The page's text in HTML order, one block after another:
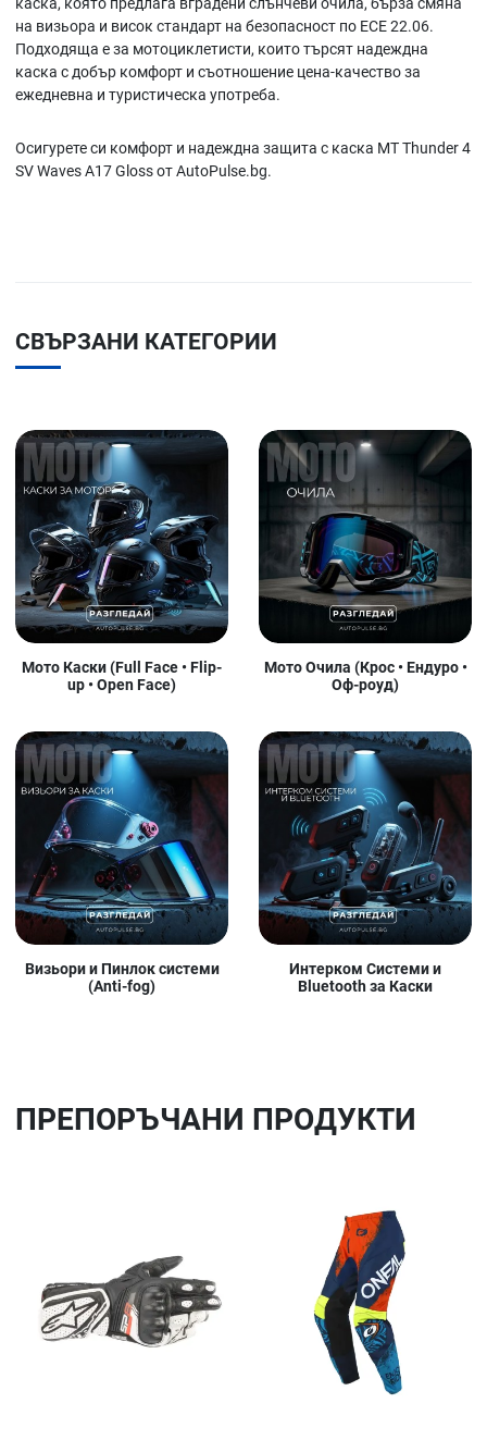
каска, която предлага вградени слънчеви очила, бърза смяна
на визьора и висок стандарт на безопасност по ECE 22.06.
Подходяща е за мотоциклетисти, които търсят надеждна
каска с добър комфорт и съотношение цена-качество за
ежедневна и туристическа употреба.
Осигурете си комфорт и надеждна защита с каска MT Thunder 4
SV Waves A17 Gloss от AutoPulse.bg.
СВЪРЗАНИ КАТЕГОРИИ
Мото Каски (Full Face • Flip-
up • Open Face)
Мото Очила (Крос • Ендуро •
Оф-роуд)
Визьори и Пинлок системи
(Anti-fog)
Интерком Системи и
Bluetooth за Каски
ПРЕПОРЪЧАНИ ПРОДУКТИ
Сравни продукт